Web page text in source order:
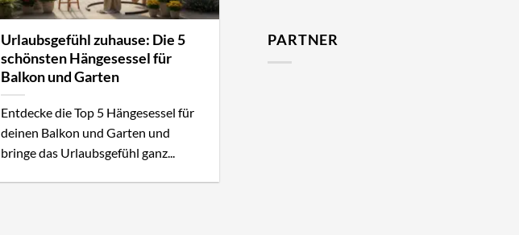
Urlaubsgefühl zuhause: Die 5
schönsten Hängesessel für
Balkon und Garten
Entdecke die Top 5 Hängesessel für
deinen Balkon und Garten und
bringe das Urlaubsgefühl ganz...
PARTNER